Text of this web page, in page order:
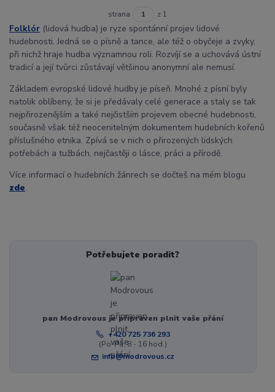
strana z 1
Folklór (lidová hudba) je ryze spontánní projev lidové
hudebnosti. Jedná se o písně a tance, ale též o obyčeje a zvyky,
při nichž hraje hudba významnou roli. Rozvíjí se a uchovává ústní
tradicí a její tvůrci zůstávají většinou anonymní ale nemusí.
Základem evropské lidové hudby je píseň. Mnohé z písní byly
natolik oblíbeny, že si je předávaly celé generace a staly se tak
nejpřirozenějším a také nejčistším projevem obecné hudebnosti,
současně však též neocenitelným dokumentem hudebních kořenů
příslušného etnika. Zpívá se v nich o přirozených lidských
potřebách a tužbách, nejčastěji o lásce, práci a přírodě.
Více informací o hudebních žánrech se dočteš na mém blogu
zde.
Potřebujete poradit?
pan Modrovous je připraven plnit vaše přání
+420 725 736 293
(Po-Pá, 8 - 16 hod.)
info@modrovous.cz